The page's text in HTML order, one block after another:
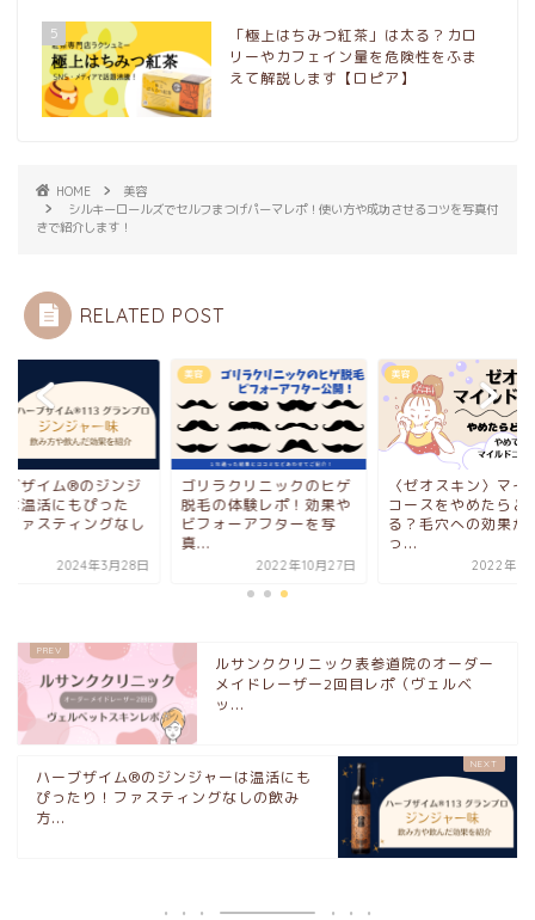
5
「極上はちみつ紅茶」は太る？カロ
リーやカフェイン量を危険性をふま
えて解説します【ロピア】
HOME
美容
シルキーロールズでセルフまつげパーマレポ！使い方や成功させるコツを写真付
きで紹介します！
RELATED POST
ブザイム®のジンジ
は温活にもぴった
ファスティングなし
2024年3月28日
美容
ゴリラクリニックのヒゲ
脱毛の体験レポ！効果や
ビフォーアフターを写
真...
2022年10月27日
美容
〈ゼオスキン〉マイ
コースをやめたらど
る？毛穴への効果が
っ...
2022年8
ルサンククリニック表参道院のオーダー
メイドレーザー2回目レポ（ヴェルベ
ッ...
ハーブザイム®のジンジャーは温活にも
ぴったり！ファスティングなしの飲み
方...